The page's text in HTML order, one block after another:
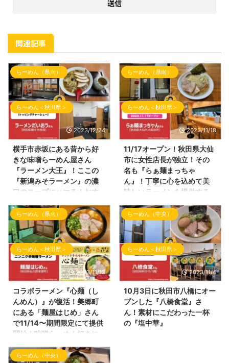
関連記事
らーめん（県南）
らーめん＜秋田県＞
2023/12/24
横手市赤坂にある昔から好
きな味噌らーめん屋さん
『ラーメン大王』！ここの
『新潟みそラーメン』の濃
口のスープにハマる！おす
こんばんわ！ 久しぶりのブログ
『しんめんの旅』の投稿となりま
した。 今回は横手市赤坂にござ
いますラーメン屋さんへご訪問さ
せて頂きました！ 数年前、横手
市の仕事帰りではよくお世話にな
っていたお店！ 「ラーメンだい
おう」さんです！ ラーメンだい
おうさんの外観 らーめん屋さん
の場所 ラーメンだいおうさんの
場所は、 ヤマダデンキ テック
ランドNew横手店さんの近くに
てご参照ください。最寄駅はJR
横手駅となります。 ラーメン屋
らーめん（県南）
らーめん＜秋田県＞
2023/11/18
11/17オープン！秋田県大仙
市に女性店長が独立！その
名も『らぁ麺まっちゃ
ん』！丁寧に心を込めて美
味しいラーメンを提供する
こんにちわ！しんめんのブログの
お時間となりました！ 本日の投
稿は、2023年11月17日（金曜
日）にオープンしました大仙市の
ラーメン店さんの 試食会にご招
待して頂きましたので、お店の内
容・ラーメン情報を投稿していき
ます！ らぁ麺まっちゃんの外観
以前は、『居酒屋今野』さんの2
号店として営業していた 『ラー
メン結喜（ゆうき）』さんの店長
の松本さんが独立！おめでとうご
らーめん（県南）
らーめん＜秋田県＞
2023/11/13
コラボラーメン『心麺（し
んめん）』が復活！美郷町
にある「麺屋はじめ」さん
で11/14〜期間限定にて提供
開始！味噌らーめん好きに
めです！
らーめん（中央）
らーめん＜秋田県＞
2023/11/4
10月3日に秋田市八橋にオー
プンした『八橋食堂』さ
ん！素材にこだわった一杯
の『塩中華』
らーめん（中央）